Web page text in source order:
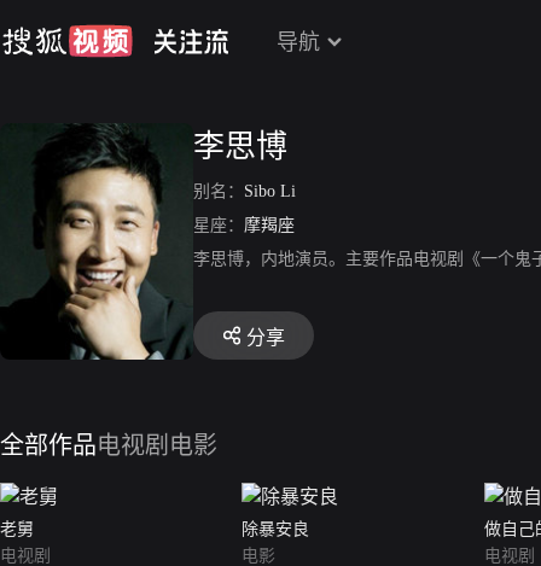
导航
李思博
别名： Sibo Li
星座： 摩羯座
李思博，内地演员。主要作品电视剧《一个
分享
全部作品电视剧 电影
老舅
电视剧
除暴安良
电影
做自己
电视剧